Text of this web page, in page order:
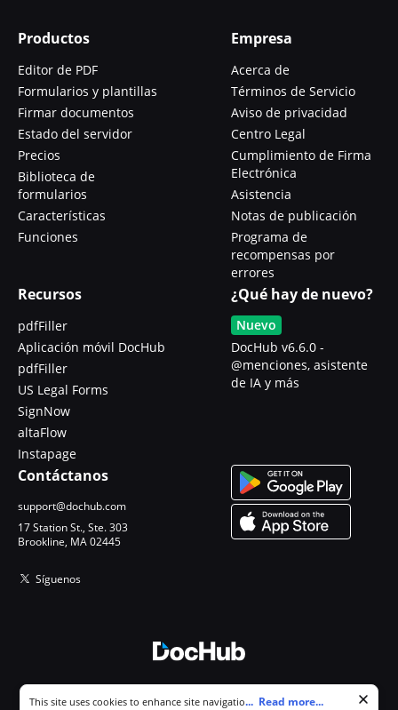
Productos
Editor de PDF
Formularios y plantillas
Firmar documentos
Estado del servidor
Precios
Biblioteca de
formularios
Características
Funciones
Empresa
Acerca de
Términos de Servicio
Aviso de privacidad
Centro Legal
Cumplimiento de Firma
Electrónica
Asistencia
Notas de publicación
Programa de
recompensas por
errores
Recursos
pdfFiller
Aplicación móvil DocHub
pdfFiller
US Legal Forms
SignNow
altaFlow
Instapage
¿Qué hay de nuevo?
Nuevo
DocHub v6.6.0 -
@menciones, asistente
de IA y más
Contáctanos
support@dochub.com
17 Station St., Ste. 303
Brookline, MA 02445
Síguenos
Cookie consent notice
This site uses cookies to enhance site navigation and personalize
... Read more...